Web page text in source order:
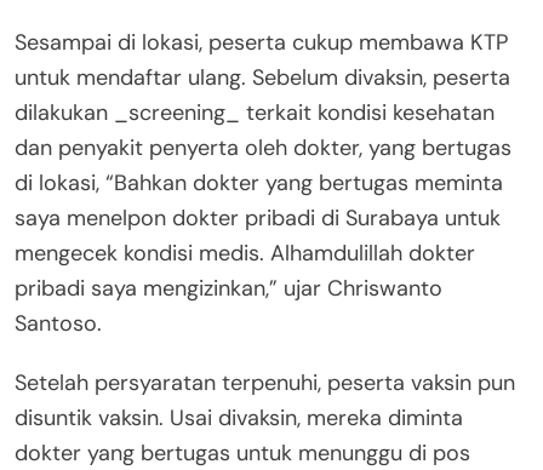
Sesampai di lokasi, peserta cukup membawa KTP
untuk mendaftar ulang. Sebelum divaksin, peserta
dilakukan _screening_ terkait kondisi kesehatan
dan penyakit penyerta oleh dokter, yang bertugas
di lokasi, “Bahkan dokter yang bertugas meminta
saya menelpon dokter pribadi di Surabaya untuk
mengecek kondisi medis. Alhamdulillah dokter
pribadi saya mengizinkan,” ujar Chriswanto
Santoso.
Setelah persyaratan terpenuhi, peserta vaksin pun
disuntik vaksin. Usai divaksin, mereka diminta
dokter yang bertugas untuk menunggu di pos